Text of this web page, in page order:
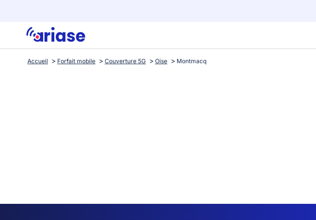
Accueil Forfait mobile Couverture 5G Oise Montmacq